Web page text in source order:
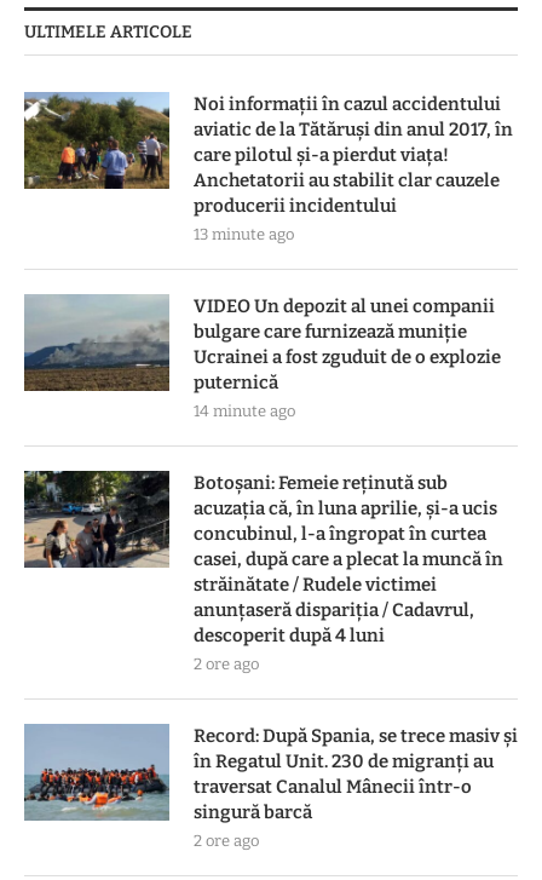
ULTIMELE ARTICOLE
Noi informații în cazul accidentului
aviatic de la Tătăruși din anul 2017, în
care pilotul și-a pierdut viața!
Anchetatorii au stabilit clar cauzele
producerii incidentului
13 minute ago
VIDEO Un depozit al unei companii
bulgare care furnizează muniție
Ucrainei a fost zguduit de o explozie
puternică
14 minute ago
Botoşani: Femeie reţinută sub
acuzaţia că, în luna aprilie, şi-a ucis
concubinul, l-a îngropat în curtea
casei, după care a plecat la muncă în
străinătate / Rudele victimei
anunţaseră dispariţia / Cadavrul,
descoperit după 4 luni
2 ore ago
Record: După Spania, se trece masiv și
în Regatul Unit. 230 de migranți au
traversat Canalul Mânecii într-o
singură barcă
2 ore ago